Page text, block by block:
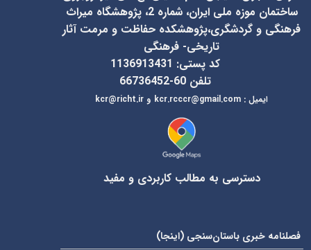
ساختمان موزه ملی ایران، شماره 2، پژوهشگاه میراث
فرهنگی و گردشگری،پژوهشکده حفاظت و مرمت آثار
تاریخی- فرهنگی
کد پستی: 1136913431
تلفن 60-66736452
ایمیل:
kcr@richt.ir و kcr.rcccr@gmail.com
دسترسی به مطالب کاربردی و مفید
فصلنامه خبری باستان‌سنجی ( اینجا)